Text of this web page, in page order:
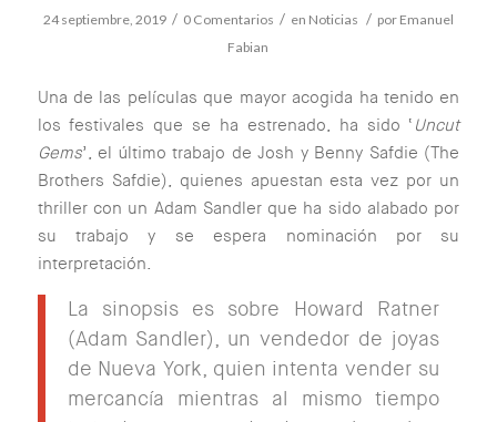
24 septiembre, 2019 / 0 Comentarios / en Noticias / por Emanuel
Fabian
Una de las películas que mayor acogida ha tenido en
los festivales que se ha estrenado, ha sido ‘ Uncut
Gems’, el último trabajo de Josh y Benny Safdie (The
Brothers Safdie), quienes apuestan esta vez por un
thriller con un Adam Sandler que ha sido alabado por
su trabajo y se espera nominación por su
interpretación.
La sinopsis es sobre Howard Ratner
(Adam Sandler), un vendedor de joyas
de Nueva York, quien intenta vender su
mercancía mientras al mismo tiempo